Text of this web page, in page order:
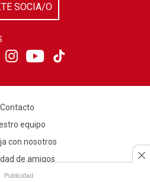
Publicidad
SOCIA/O
Contacto
equipo
con nosotros
de amigos
Aviso legal